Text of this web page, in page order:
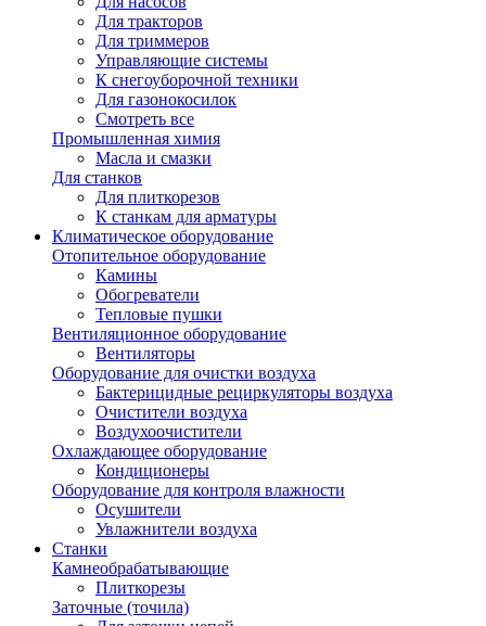
Для тракторов
Для триммеров
Управляющие системы
К снегоуборочной техники
Для газонокосилок
Смотреть все
Промышленная химия
Масла и смазки
Для станков
Для плиткорезов
К станкам для арматуры
Климатическое оборудование
Отопительное оборудование
Камины
Обогреватели
Тепловые пушки
Вентиляционное оборудование
Вентиляторы
Оборудование для очистки воздуха
Бактерицидные рециркуляторы воздуха
Очистители воздуха
Воздухоочистители
Охлаждающее оборудование
Кондиционеры
Оборудование для контроля влажности
Осушители
Увлажнители воздуха
Станки
Камнеобрабатывающие
Плиткорезы
Заточные (точила)